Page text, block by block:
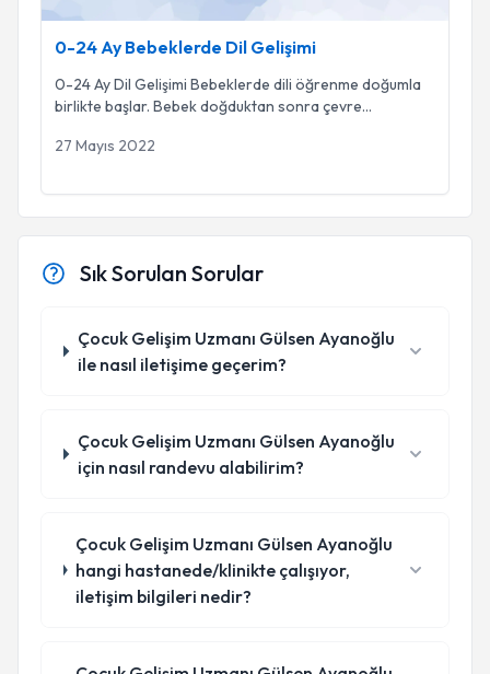
0-24 Ay Bebeklerde Dil Gelişimi
0-24 Ay Dil Gelişimi Bebeklerde dili öğrenme doğumla
birlikte başlar. Bebek doğduktan sonra çevre...
27 Mayıs 2022
Sık Sorulan Sorular
Çocuk Gelişim Uzmanı Gülsen Ayanoğlu
ile nasıl iletişime geçerim?
Çocuk Gelişim Uzmanı Gülsen Ayanoğlu
için nasıl randevu alabilirim?
Çocuk Gelişim Uzmanı Gülsen Ayanoğlu
hangi hastanede/klinikte çalışıyor,
iletişim bilgileri nedir?